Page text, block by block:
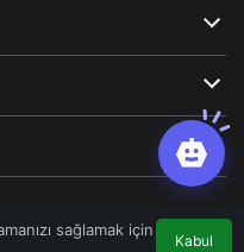
sağlamak için
Kabul